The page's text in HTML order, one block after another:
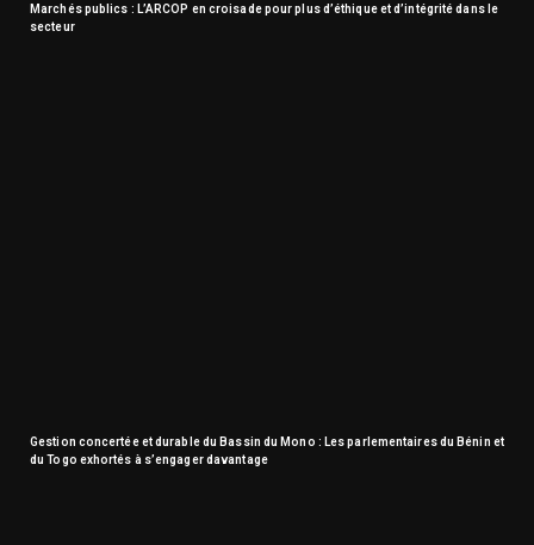
Marchés publics : L’ARCOP en croisade pour plus d’éthique et d’intégrité dans le
secteur
Gestion concertée et durable du Bassin du Mono : Les parlementaires du Bénin et
du Togo exhortés à s’engager davantage